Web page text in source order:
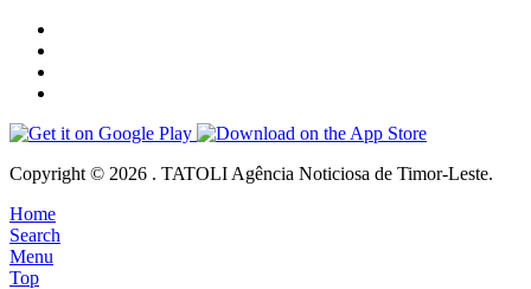
Copyright © 2026 . TATOLI Agência Noticiosa de Timor-Leste.
Home
Search
Menu
Top